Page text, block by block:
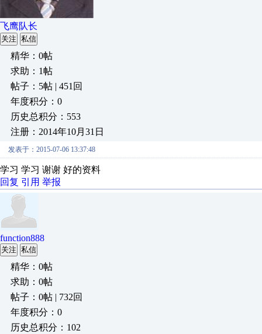
飞鹰队长
关注 私信
精华：0帖
求助：1帖
帖子：5帖 | 451回
年度积分：0
历史总积分：553
注册：2014年10月31日
发表于：2015-07-06 13:37:48
学习 学习 谢谢 好的资料
回复 引用 举报
function888
关注 私信
精华：0帖
求助：0帖
帖子：0帖 | 732回
年度积分：0
历史总积分：102